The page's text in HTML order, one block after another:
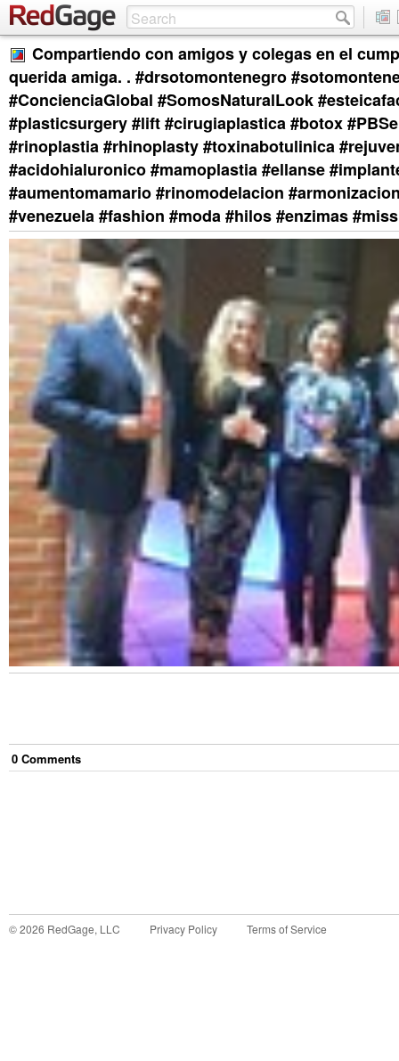
Compartiendo con amigos y colegas en el
querida amiga. . #drsotomontenegro
#ConcienciaGlobal #SomosNaturalLook
#plasticsurgery #lift #cirugiaplastica #botox
#rinoplastia #rhinoplasty #toxinabotulinica
#acidohialuronico #mamoplastia #ellanse
#aumentomamario #rinomodelacion
#venezuela #fashion #moda #hilos #enzimas #miss
0 Comments
©2026 RedGage, LLC Privacy Policy Terms of Service